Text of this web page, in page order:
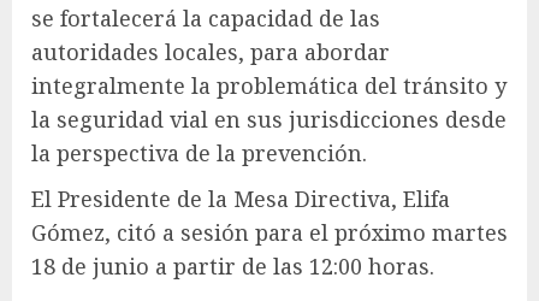
se fortalecerá la capacidad de las
autoridades locales, para abordar
integralmente la problemática del tránsito y
la seguridad vial en sus jurisdicciones desde
la perspectiva de la prevención.
El Presidente de la Mesa Directiva, Elifa
Gómez, citó a sesión para el próximo martes
18 de junio a partir de las 12:00 horas.